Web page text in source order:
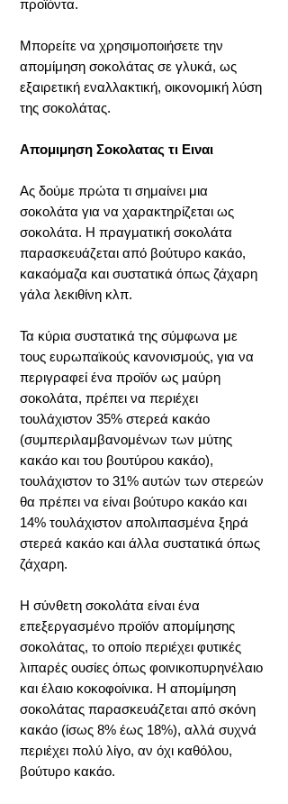
προϊόντα.
Μπορείτε να χρησιμοποιήσετε την
απομίμηση σοκολάτας σε γλυκά, ως
εξαιρετική εναλλακτική, οικονομική λύση
της σοκολάτας.
Απομιμηση Σοκολατας τι Ειναι
Ας δούμε πρώτα τι σημαίνει μια
σοκολάτα για να χαρακτηρίζεται ως
σοκολάτα. Η πραγματική σοκολάτα
παρασκευάζεται από βούτυρο κακάο,
κακαόμαζα και συστατικά όπως ζάχαρη
γάλα λεκιθίνη κλπ.
Τα κύρια συστατικά της σύμφωνα με
τους ευρωπαϊκούς κανονισμούς, για να
περιγραφεί ένα προϊόν ως μαύρη
σοκολάτα, πρέπει να περιέχει
τουλάχιστον 35% στερεά κακάο
(συμπεριλαμβανομένων των μύτης
κακάο και του βουτύρου κακάο),
τουλάχιστον το 31% αυτών των στερεών
θα πρέπει να είναι βούτυρο κακάο και
14% τουλάχιστον απολιπασμένα ξηρά
στερεά κακάο και άλλα συστατικά όπως
ζάχαρη.
Η σύνθετη σοκολάτα είναι ένα
επεξεργασμένο προϊόν απομίμησης
σοκολάτας, το οποίο περιέχει φυτικές
λιπαρές ουσίες όπως φοινικοπυρηνέλαιο
και έλαιο κοκοφοίνικα. Η απομίμηση
σοκολάτας παρασκευάζεται από σκόνη
κακάο (ίσως 8% έως 18%), αλλά συχνά
περιέχει πολύ λίγο, αν όχι καθόλου,
βούτυρο κακάο.